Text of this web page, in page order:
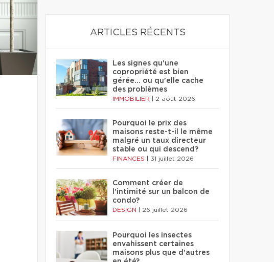
ARTICLES RÉCENTS
Les signes qu'une
copropriété est bien
gérée… ou qu'elle cache
des problèmes
IMMOBILIER 2 août 2026
Pourquoi le prix des
maisons reste-t-il le même
malgré un taux directeur
stable ou qui descend?
FINANCES 31 juillet 2026
Comment créer de
l'intimité sur un balcon de
condo?
DESIGN 26 juillet 2026
Pourquoi les insectes
envahissent certaines
maisons plus que d'autres